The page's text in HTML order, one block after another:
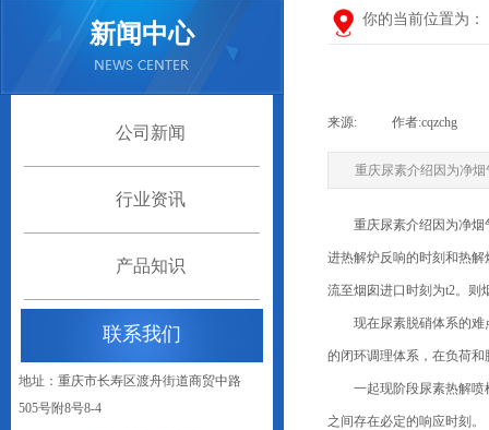
你的当前位置为：
新闻中心
来源: 作者:cqzchg
重庆尿素介绍因为净
重庆尿素介绍因为净烟气
进热解炉反响的时刻和热
流至烟囱进口时刻为t2。则
现在尿素脱硝体系的难点
的闭环调理体系，在负荷
一起现阶段尿素热解喷枪
之间存在必定的响应时刻。
公司新闻
行业资讯
产品知识
联系我们
地址：重庆市长寿区渡舟街道商贸中路
505号附8号8-4